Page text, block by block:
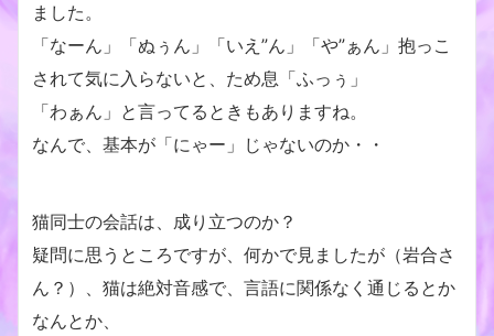
ました。
「なーん」「ぬぅん」「いえ”ん」「や”ぁん」抱っこ
されて気に入らないと、ため息「ふっぅ」
「わぁん」と言ってるときもありますね。
なんで、基本が「にゃー」じゃないのか・・
猫同士の会話は、成り立つのか？
疑問に思うところですが、何かで見ましたが（岩合さ
ん？）、猫は絶対音感で、言語に関係なく通じるとか
なんとか、